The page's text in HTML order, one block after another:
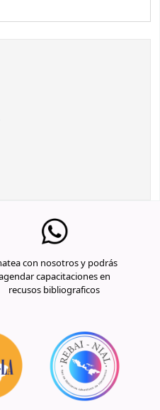
con nosotros y podrás
capacitaciones en
recusos bibliograficos